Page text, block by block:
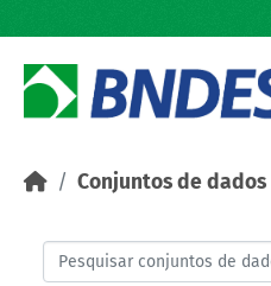
Conjuntos de dados